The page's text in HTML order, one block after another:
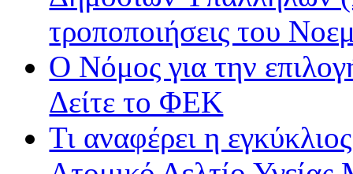
τροποποιήσεις του
Ο Νόμος για την
Δείτε το ΦΕΚ
Τι αναφέρει η